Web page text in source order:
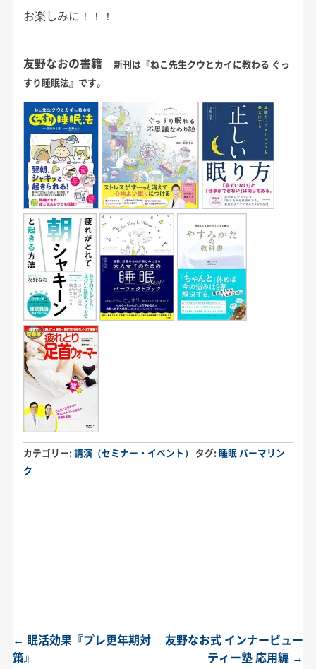
お楽しみに！！！
友野なおの書籍
新刊は『ねこ先生クウとカイに教わる ぐっ
すり睡眠法』です。
カテゴリー:講演（セミナー・イベント） タグ:睡眠 パーマリン
ク
投稿ナビゲーション
← 眠活効果『プレ更年期対
策』
友野なお式 インナービュー
ティー塾 応用編 →